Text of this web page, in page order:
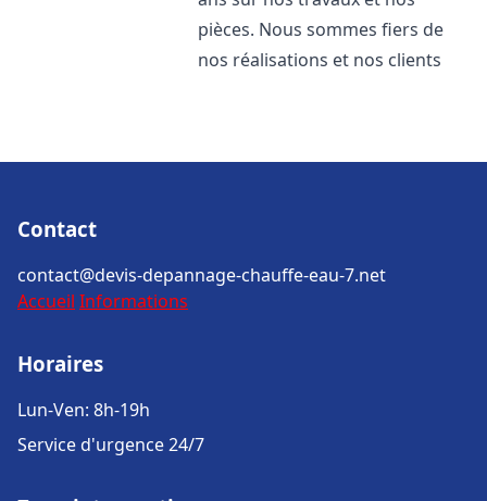
pièces. Nous sommes fiers de
nos réalisations et nos clients
Contact
contact@devis-depannage-chauffe-eau-7.net
Accueil Informations
Horaires
Lun-Ven: 8h-19h
Service d'urgence 24/7